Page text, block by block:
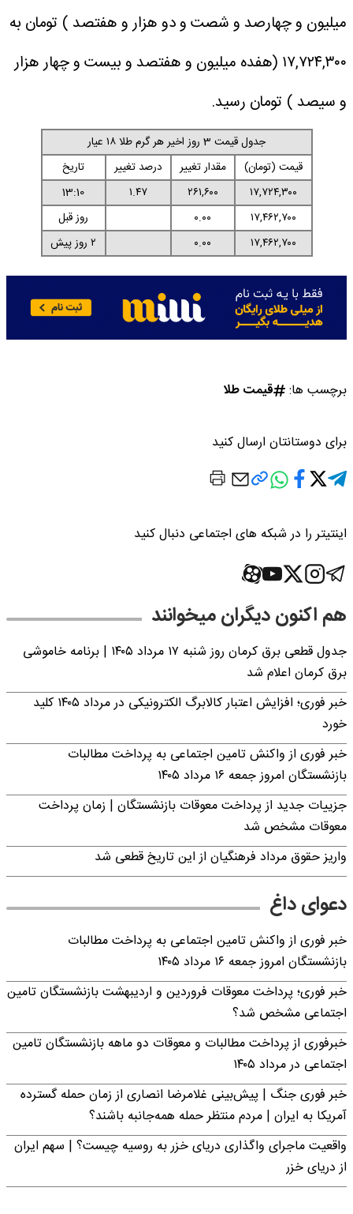
میلیون و چهارصد و شصت و دو هزار و هفتصد ) تومان به
۱۷,۷۲۴,۳۰۰ (هفده میلیون و هفتصد و بیست و چهار هزار
و سیصد ) تومان رسید.
جدول قیمت 3 روز اخیر هر گرم طلا ۱۸ عیار
قیمت (تومان)
مقدار تغییر درصد تغییر
تاریخ
۱۷,۷۲۴,۳۰۰
۲۶۱,۶۰۰ ۱.۴۷
13:10
۱۷,۴۶۲,۷۰۰
۰.۰۰
روز قبل
۱۷,۴۶۲,۷۰۰
۰.۰۰ ۲ روز پیش
برچسب ها: قیمت طلا
برای دوستانتان ارسال کنید
اینتیتر را در شبکه های اجتماعی دنبال کنید
هم اکنون دیگران میخوانند
جدول قطعی برق کرمان روز شنبه ۱۷ مرداد ۱۴۰۵ | برنامه خاموشی
برق کرمان اعلام شد
خبر فوری؛ افزایش اعتبار کالابرگ الکترونیکی در مرداد ۱۴۰۵ کلید
خورد
خبر فوری از واکنش تامین اجتماعی به پرداخت مطالبات
بازنشستگان امروز جمعه ۱۶ مرداد ۱۴۰۵
جزییات جدید از پرداخت معوقات بازنشستگان | زمان پرداخت
معوقات مشخص شد
واریز حقوق مرداد فرهنگیان از این تاریخ قطعی شد
دعوای داغ
خبر فوری از واکنش تامین اجتماعی به پرداخت مطالبات
بازنشستگان امروز جمعه ۱۶ مرداد ۱۴۰۵
خبر فوری؛ پرداخت معوقات فروردین و اردیبهشت بازنشستگان تامین
اجتماعی مشخص شد؟
خبرفوری از پرداخت مطالبات و معوقات دو ماهه بازنشستگان تامین
اجتماعی در مرداد ۱۴۰۵
خبر فوری جنگ | پیش‌بینی غلامرضا انصاری از زمان حمله گسترده
آمریکا به ایران | مردم منتظر حمله همه‌جانبه باشند؟
واقعیت ماجرای واگذاری دریای خزر به روسیه چیست؟ | سهم ایران
از دریای خزر